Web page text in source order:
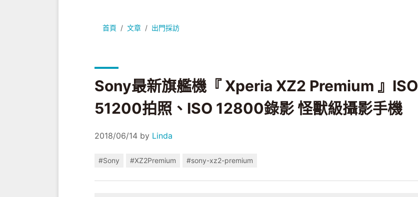
首頁 文章 出門採訪
Sony最新旗艦機『 Xperia XZ2 Premium 』ISO 51200拍照、ISO 12800錄影 怪獸級攝影手機
Sony最新旗艦機『 Xperia XZ2 Premium 』ISO
51200拍照、ISO 12800錄影 怪獸級攝影手機
2018/06/14 by Linda
#Sony #XZ2Premium #sony-xz2-premium